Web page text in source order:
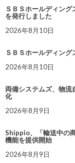
ＳＢＳホールディン
を発行しました
2026年8月10日
ＳＢＳホールディン
2026年8月10日
両備システムズ、物流
化
2026年8月9日
Shippio、「輸送中の
機能を提供開始
2026年8月9日